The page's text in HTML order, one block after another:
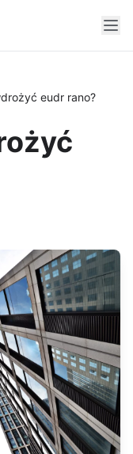
eudr rano?